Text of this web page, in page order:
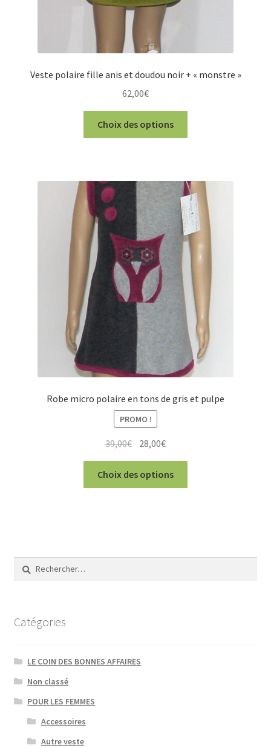
Veste polaire fille anis et doudou noir + « monstre »
62,00€
Choix des options
Les
options
peuvent
être
choisies
sur
la
page
du
produit
Robe micro polaire en tons de gris et pulpe
PROMO !
39,00€ Le
prix
initial
était :
28,00€Le
prix
actuel
est :
Choix des options
options
Catégories
LE COIN DES BONNES AFFAIRES
Non classé
POUR LES FEMMES
Accessoires
Autre veste